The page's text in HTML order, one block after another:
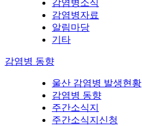
감염병소식
감염병자료
알림마당
기타
감염병 동향
울산 감염병 발생현황
감염병 동향
주간소식지
주간소식지신청